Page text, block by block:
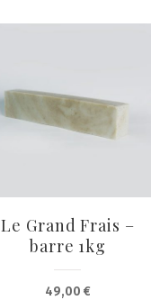
Le Grand Frais –
barre 1kg
49,00 €